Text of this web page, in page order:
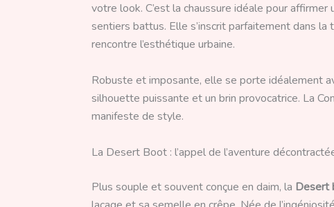
votre look. C’est la chaussure idéale pour
sentiers battus. Elle s’inscrit parfaitement dans la
rencontre l’esthétique urbaine.
Robuste et imposante, elle se porte idéalement
silhouette puissante et un brin provocatrice. La
manifeste de style.
La Desert Boot : l’appel de l’aventure
Plus souple et souvent conçue en daim, la Desert